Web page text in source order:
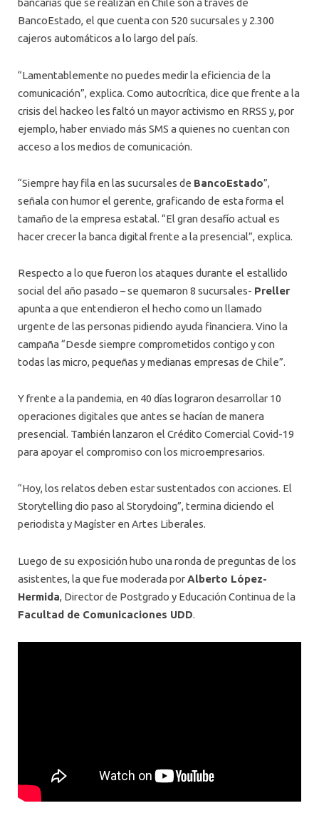
bancarias que se realizan en Chile son a través de
BancoEstado, el que cuenta con 520 sucursales y 2.300
cajeros automáticos a lo largo del país.
“Lamentablemente no puedes medir la eficiencia de la
comunicación”, explica. Como autocrítica, dice que frente a la
crisis del hackeo les faltó un mayor activismo en RRSS y, por
ejemplo, haber enviado más SMS a quienes no cuentan con
acceso a los medios de comunicación.
“Siempre hay fila en las sucursales de BancoEstado”,
señala con humor el gerente, graficando de esta forma el
tamaño de la empresa estatal. “El gran desafío actual es
hacer crecer la banca digital frente a la presencial”, explica.
Respecto a lo que fueron los ataques durante el estallido
social del año pasado – se quemaron 8 sucursales- Preller
apunta a que entendieron el hecho como un llamado
urgente de las personas pidiendo ayuda financiera. Vino la
campaña “Desde siempre comprometidos contigo y con
todas las micro, pequeñas y medianas empresas de Chile”.
Y frente a la pandemia, en 40 días lograron desarrollar 10
operaciones digitales que antes se hacían de manera
presencial. También lanzaron el Crédito Comercial Covid-19
para apoyar el compromiso con los microempresarios.
“Hoy, los relatos deben estar sustentados con acciones. El
Storytelling dio paso al Storydoing”, termina diciendo el
periodista y Magíster en Artes Liberales.
Luego de su exposición hubo una ronda de preguntas de los
asistentes, la que fue moderada porAlberto López-
Hermida, Director de Postgrado y Educación Continua de la
Facultad de Comunicaciones UDD.